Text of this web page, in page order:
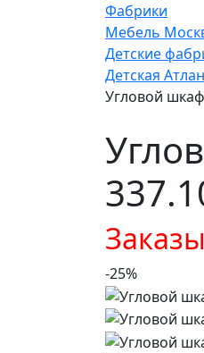
Фабрики
Мебель
Детские
Детская
Угловой
-25%